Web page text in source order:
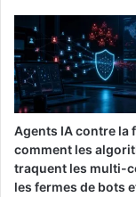
Agents IA contre la
comment les
traquent les multi-
les fermes de bots